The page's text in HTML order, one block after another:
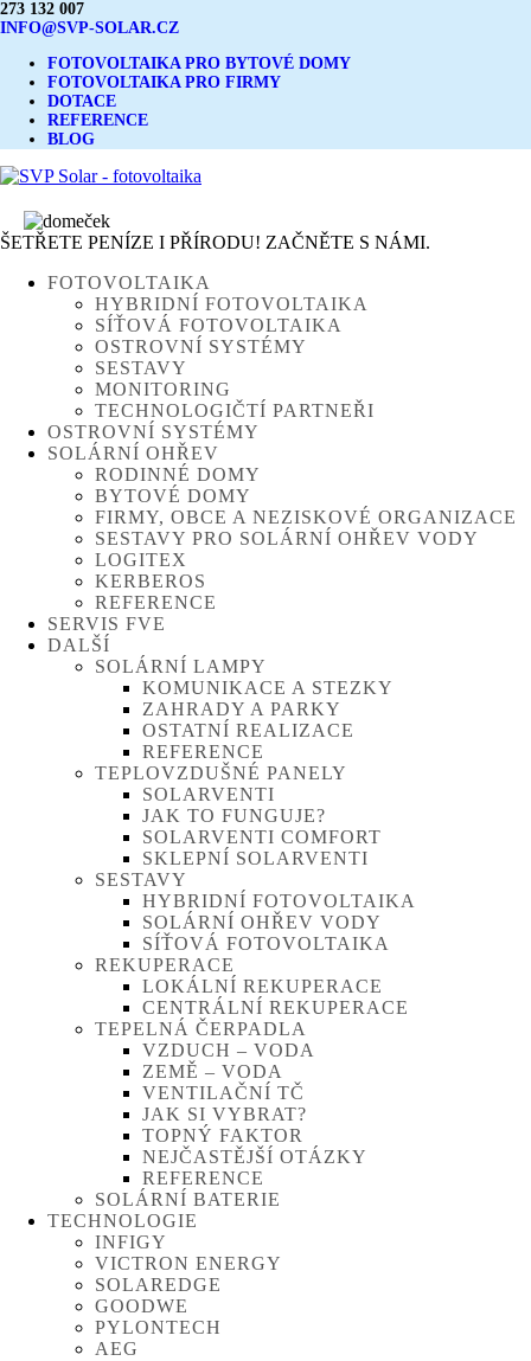
273 132 007
INFO@SVP-SOLAR.CZ
FOTOVOLTAIKA PRO BYTOVÉ DOMY
FOTOVOLTAIKA PRO FIRMY
DOTACE
REFERENCE
BLOG
ŠETŘETE PENÍZE I PŘÍRODU! ZAČNĚTE S NÁMI.
FOTOVOLTAIKA
HYBRIDNÍ FOTOVOLTAIKA
SÍŤOVÁ FOTOVOLTAIKA
OSTROVNÍ SYSTÉMY
SESTAVY
MONITORING
TECHNOLOGIČTÍ PARTNEŘI
OSTROVNÍ SYSTÉMY
SOLÁRNÍ OHŘEV
RODINNÉ DOMY
BYTOVÉ DOMY
FIRMY, OBCE A NEZISKOVÉ ORGANIZACE
SESTAVY PRO SOLÁRNÍ OHŘEV VODY
LOGITEX
KERBEROS
REFERENCE
SERVIS FVE
DALŠÍ
SOLÁRNÍ LAMPY
KOMUNIKACE A STEZKY
ZAHRADY A PARKY
OSTATNÍ REALIZACE
REFERENCE
TEPLOVZDUŠNÉ PANELY
SOLARVENTI
JAK TO FUNGUJE?
SOLARVENTI COMFORT
SKLEPNÍ SOLARVENTI
SESTAVY
HYBRIDNÍ FOTOVOLTAIKA
SOLÁRNÍ OHŘEV VODY
SÍŤOVÁ FOTOVOLTAIKA
REKUPERACE
LOKÁLNÍ REKUPERACE
CENTRÁLNÍ REKUPERACE
TEPELNÁ ČERPADLA
VZDUCH – VODA
ZEMĚ – VODA
VENTILAČNÍ TČ
JAK SI VYBRAT?
TOPNÝ FAKTOR
NEJČASTĚJŠÍ OTÁZKY
REFERENCE
SOLÁRNÍ BATERIE
TECHNOLOGIE
INFIGY
VICTRON ENERGY
SOLAREDGE
GOODWE
PYLONTECH
AEG